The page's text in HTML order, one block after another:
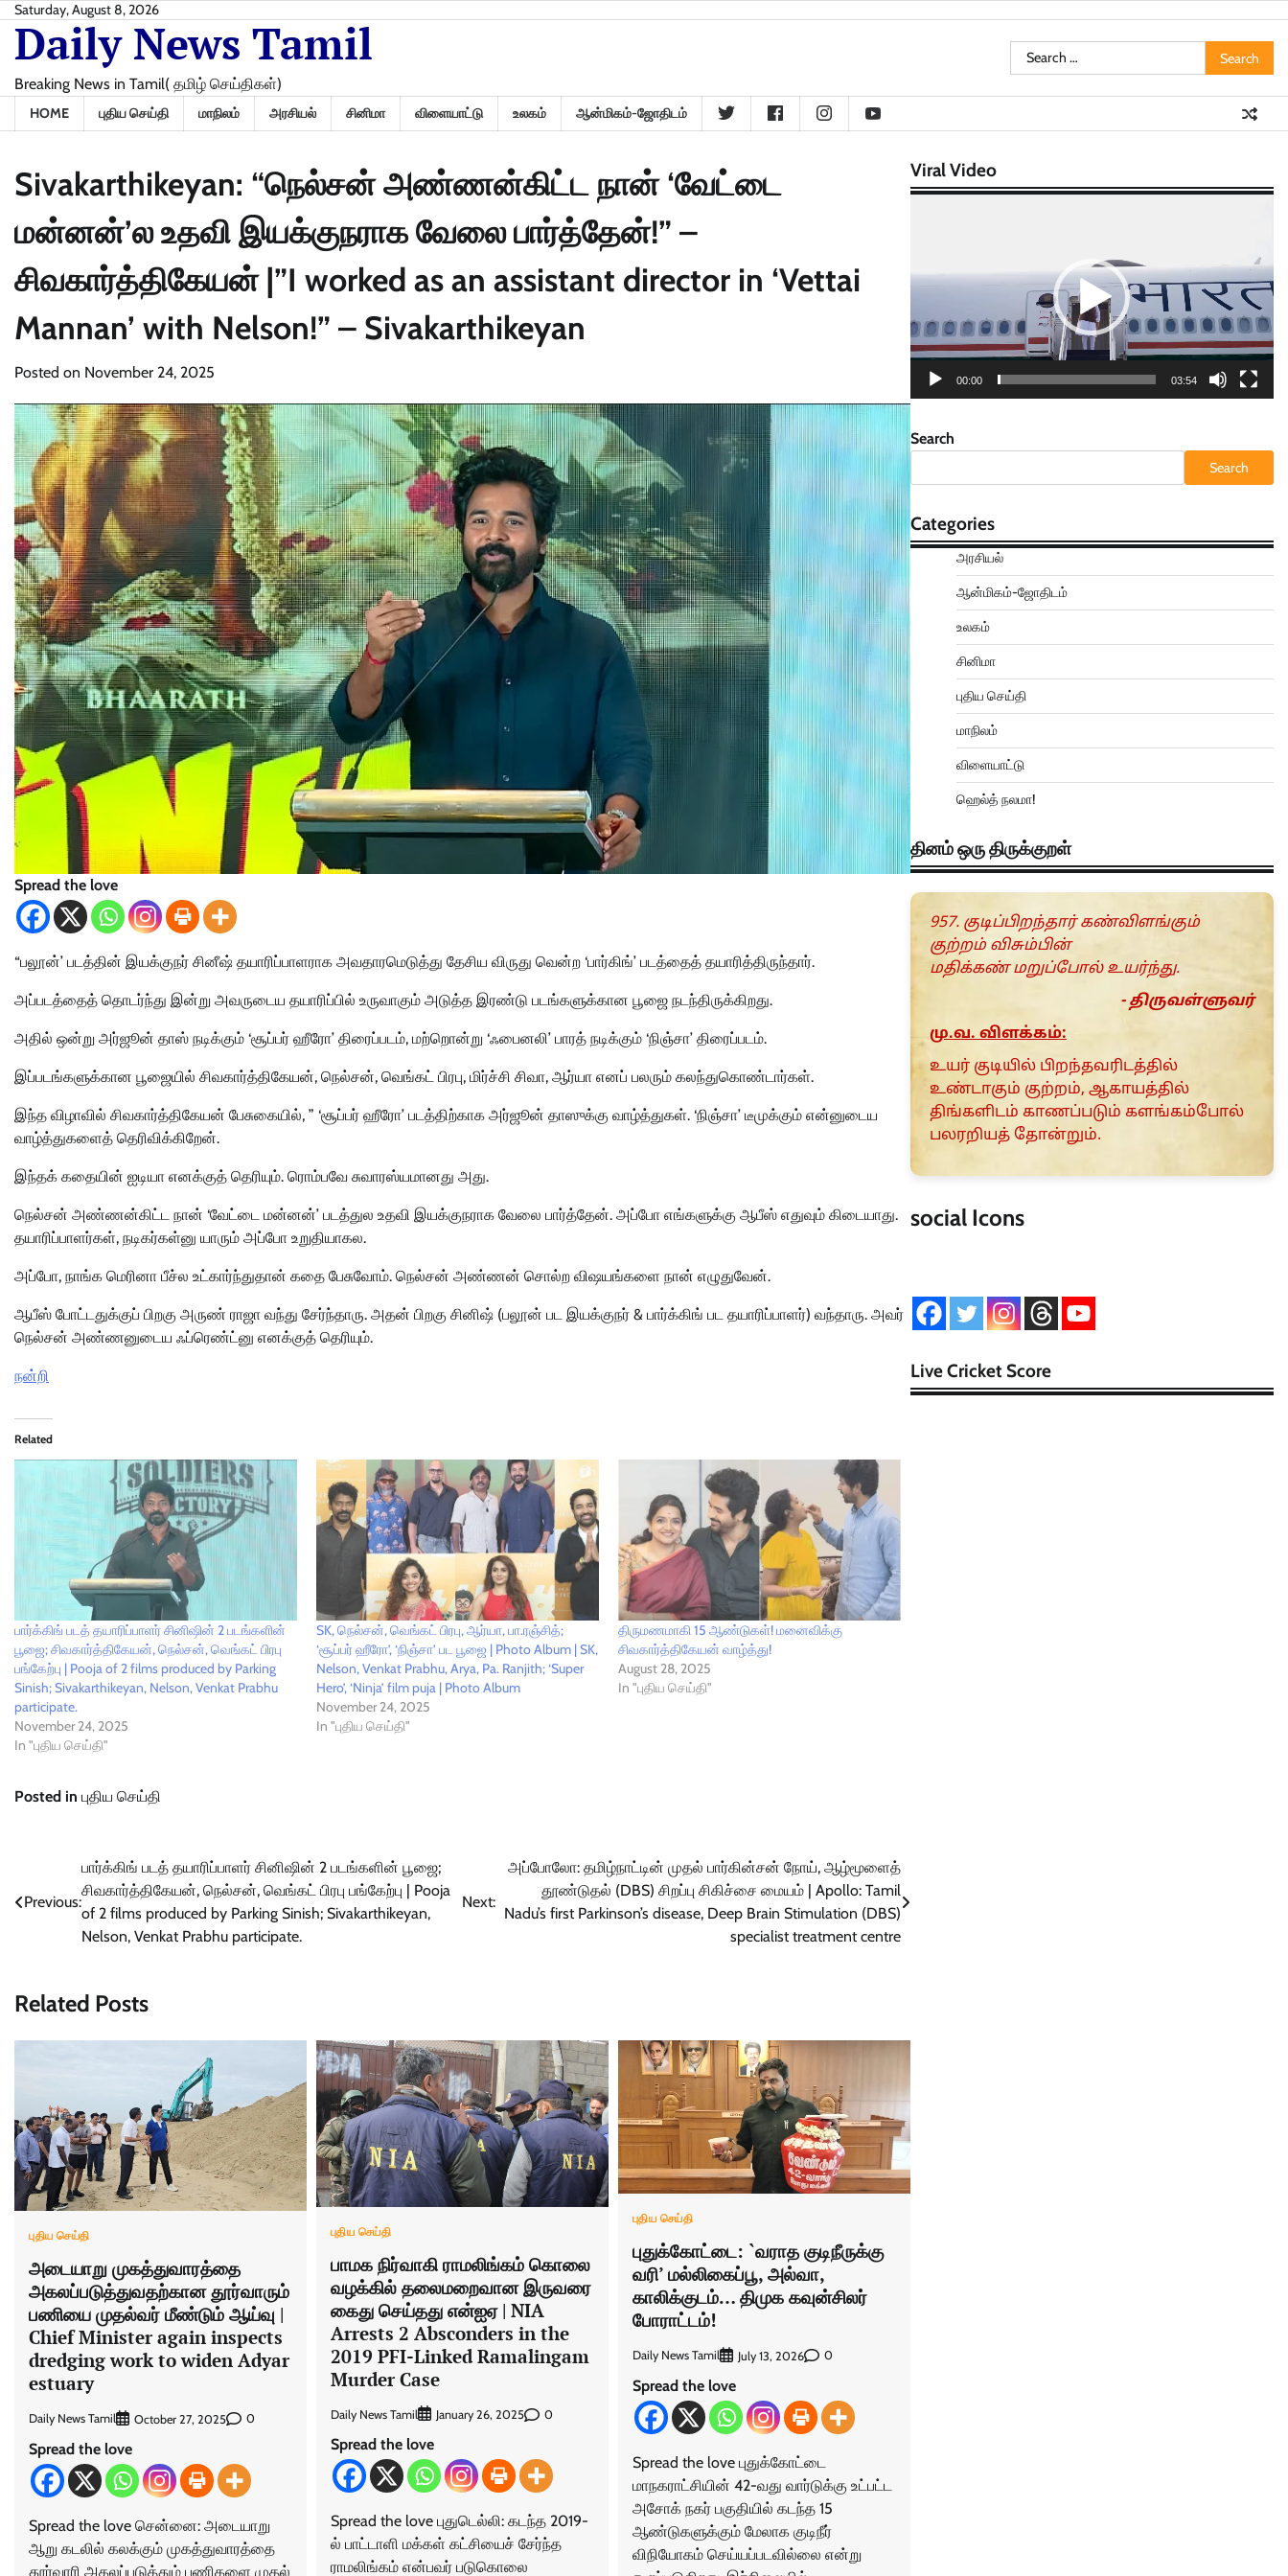
Skip
content
Saturday, August 8, 2026
Daily News Tamil
Breaking News in Tamil( தமிழ் செய்திகள்)
Search
for:
HOME புதிய செய்தி மாநிலம் அரசியல் சினிமா விளையாட்டு உலகம் ஆன்மிகம்-ஜோதிடம்
Sivakarthikeyan: “நெல்சன் அண்ணன்கிட்ட நான் ‘வேட்டை
மன்னன்’ல உதவி இயக்குநராக வேலை பார்த்தேன்!” –
சிவகார்த்திகேயன் |”I worked as an assistant director in ‘Vettai
Mannan’ with Nelson!” – Sivakarthikeyan
Posted on November 24, 2025
Spread the love
“பலூன்’ படத்தின் இயக்குநர் சினீஷ் தயாரிப்பாளராக அவதாரமெடுத்து தேசிய விருது வென்ற ‘பார்கிங்’ படத்தைத் தயாரித்திருந்தார்.
அப்படத்தைத் தொடர்ந்து இன்று அவருடைய தயாரிப்பில் உருவாகும் அடுத்த இரண்டு படங்களுக்கான பூஜை நடந்திருக்கிறது.
அதில் ஒன்று அர்ஜூன் தாஸ் நடிக்கும் ‘சூப்பர் ஹீரோ’ திரைப்படம், மற்றொன்று ‘ஃபைனலி’ பாரத் நடிக்கும் ‘நிஞ்சா’ திரைப்படம்.
இப்படங்களுக்கான பூஜையில் சிவகார்த்திகேயன், நெல்சன், வெங்கட் பிரபு, மிர்ச்சி சிவா, ஆர்யா எனப் பலரும் கலந்துகொண்டார்கள்.
இந்த விழாவில் சிவகார்த்திகேயன் பேசுகையில், ” ‘சூப்பர் ஹீரோ’ படத்திற்காக அர்ஜூன் தாஸுக்கு வாழ்த்துகள். ‘நிஞ்சா’ டீமுக்கும் என்னுடைய
வாழ்த்துகளைத் தெரிவிக்கிறேன்.
இந்தக் கதையின் ஐடியா எனக்குத் தெரியும். ரொம்பவே சுவாரஸ்யமானது அது.
நெல்சன் அண்ணன்கிட்ட நான் ‘வேட்டை மன்னன்’ படத்துல உதவி இயக்குநராக வேலை பார்த்தேன். அப்போ எங்களுக்கு ஆபீஸ் எதுவும் கிடையாது.
தயாரிப்பாளர்கள், நடிகர்கள்னு யாரும் அப்போ உறுதியாகல.
அப்போ, நாங்க மெரினா பீச்ல உட்கார்ந்துதான் கதை பேசுவோம். நெல்சன் அண்ணன் சொல்ற விஷயங்களை நான் எழுதுவேன்.
ஆபீஸ் போட்டதுக்குப் பிறகு அருண் ராஜா வந்து சேர்ந்தாரு. அதன் பிறகு சினிஷ் (பலூன் பட இயக்குநர் & பார்க்கிங் பட தயாரிப்பாளர்) வந்தாரு. அவர்
நெல்சன் அண்ணனுடைய ஃப்ரெண்ட்னு எனக்குத் தெரியும்.
நன்றி
Related
பார்க்கிங் படத் தயாரிப்பாளர் சினிஷின் 2 படங்களின்
பூஜை; சிவகார்த்திகேயன், நெல்சன், வெங்கட் பிரபு
பங்கேற்பு | Pooja of 2 films produced by Parking
Sinish; Sivakarthikeyan, Nelson, Venkat Prabhu
participate.
November 24, 2025
In "புதிய செய்தி"
SK, நெல்சன், வெங்கட் பிரபு, ஆர்யா, பா.ரஞ்சித்;
‘சூப்பர் ஹீரோ’, ‘நிஞ்சா’ பட பூஜை | Photo Album | SK,
Nelson, Venkat Prabhu, Arya, Pa. Ranjith; ‘Super
Hero’, ‘Ninja’ film puja | Photo Album
November 24, 2025
In "புதிய செய்தி"
திருமணமாகி 15 ஆண்டுகள்! மனைவிக்கு
சிவகார்த்திகேயன் வாழ்த்து!
August 28, 2025
In "புதிய செய்தி"
Posted in புதிய செய்தி
navigation
Previous:
பார்க்கிங் படத் தயாரிப்பாளர் சினிஷின் 2 படங்களின் பூஜை;
சிவகார்த்திகேயன், நெல்சன், வெங்கட் பிரபு பங்கேற்பு | Pooja
of 2 films produced by Parking Sinish; Sivakarthikeyan,
Nelson, Venkat Prabhu participate.
Next:
அப்போலோ: தமிழ்நாட்டின் முதல் பார்கின்சன் நோய், ஆழ்மூளைத்
தூண்டுதல் (DBS) சிறப்பு சிகிச்சை மையம் | Apollo: Tamil
Nadu’s first Parkinson’s disease, Deep Brain Stimulation (DBS)
specialist treatment centre
Related Posts
புதிய செய்தி
அடையாறு முகத்துவாரத்தை
அகலப்படுத்துவதற்கான தூர்வாரும்
பணியை முதல்வர் மீண்டும் ஆய்வு |
Chief Minister again inspects
dredging work to widen Adyar
estuary
Daily News Tamil October 27, 2025 0
Spread the love
Spread the love சென்னை: அடை​யாறு
ஆறு கடலில் கலக்​கும் முகத்​து​வாரத்தை
தூர்​வாரி அகலப்​படுத்​தும் பணி​களை முதல்​
புதிய செய்தி
பாமக நிர்வாகி ராமலிங்கம் கொலை
வழக்கில் தலைமறைவான இருவரை
கைது செய்தது என்ஐஏ | NIA
Arrests 2 Absconders in the
2019 PFI-Linked Ramalingam
Murder Case
Daily News Tamil January 26, 2025 0
Spread the love
Spread the love புதுடெல்லி: கடந்த 2019-
ல் பாட்டாளி மக்கள் கட்சியைச் சேர்ந்த
ராமலிங்கம் என்பவர் படுகொலை
புதிய செய்தி
புதுக்கோட்டை: `வராத குடிநீருக்கு
வரி’ மல்லிகைப்பூ, அல்வா,
காலிக்குடம்… திமுக கவுன்சிலர்
போராட்டம்!
Daily News Tamil July 13, 2026 0
Spread the love
Spread the love புதுக்கோட்டை
மாநகராட்சியின் 42-வது வார்டுக்கு உட்பட்ட
அசோக் நகர் பகுதியில் கடந்த 15
ஆண்டுகளுக்கும் மேலாக குடிநீர்
விநியோகம் செய்யப்படவில்லை என்று
Viral Video
00:00 03:54
Search
Search
Categories
அரசியல்
ஆன்மிகம்-ஜோதிடம்
உலகம்
சினிமா
புதிய செய்தி
மாநிலம்
விளையாட்டு
ஹெல்த் நலமா!
தினம் ஒரு திருக்குறள்
957. குடிப்பிறந்தார் கண்விளங்கும்
குற்றம் விசும்பின்
மதிக்கண் மறுப்போல் உயர்ந்து.
- திருவள்ளுவர்
மு.வ. விளக்கம்:
உயர் குடியில் பிறந்தவரிடத்தில்
உண்டாகும் குற்றம், ஆகாயத்தில்
திங்களிடம் காணப்படும் களங்கம்போல்
பலரறியத் தோன்றும்.
social Icons
Live Cricket Score